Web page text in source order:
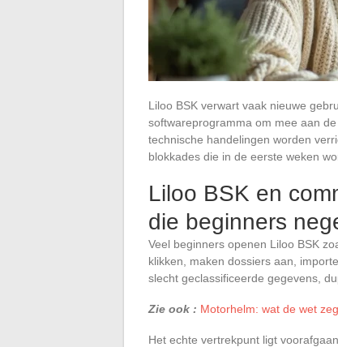
Liloo BSK verwart vaak nieuwe
softwareprogramma om mee aan
technische handelingen worden
blokkades die in de eerste weken
Liloo BSK en
die beginners
Veel beginners openen Liloo BSK
klikken, maken dossiers aan,
slecht geclassificeerde gegevens,
Zie ook : Motorhelm: wat de wet
Het echte vertrekpunt ligt